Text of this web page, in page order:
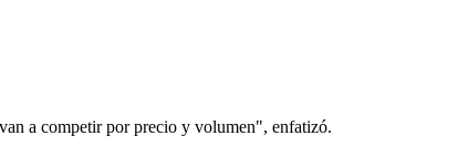
a competir por precio y volumen", enfatizó.